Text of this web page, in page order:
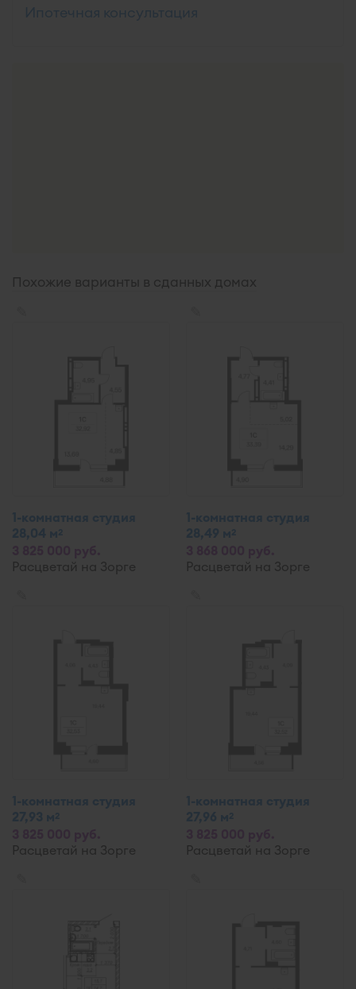
Ипотечная консультация
Похожие варианты в сданных домах
1-комнатная студия
28,04 м2
Расцветай на Зорге
1-комнатная студия
28,49 м2
Расцветай на Зорге
1-комнатная студия
27,93 м2
Расцветай на Зорге
1-комнатная студия
27,96 м2
Расцветай на Зорге